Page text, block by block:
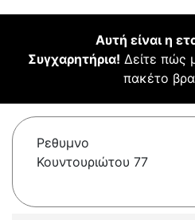
Αυτή είναι η
Συγχαρητήρια! Δείτε πώς
πακέτο
Ρεθυμνο
Κουντουριώτου 77